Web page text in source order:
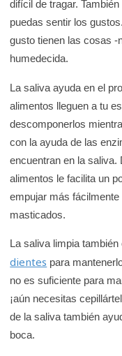
d
e
K
d
s
H
e
a
l
t
h
difícil de tragar.
puedas sentir los
gusto tienen las cosas -
humedecida.
La saliva ayuda en el
alimentos lleguen a tu
descomponerlos
con la ayuda de las
encuentran en la
alimentos le facilita un
empujar más
masticados.
La saliva limpia
dientes para
no es suficiente para
¡aún necesitas
de la saliva también
boca.